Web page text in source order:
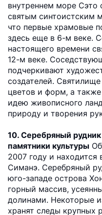
внутреннем море Сэто
святым синтоистским
что первые храмовые
здесь еще в 6-м веке.
настоящего времени
12-м веке.
подчеркивают
создателей.
цветов и форм, а
идею живописного
природу и творения
10. Серебряный
памятники культуры
2007 году и
Симанэ. Серебряный
юго-западе острова
горный массив,
долинами. Некоторые
хранят следы крупных